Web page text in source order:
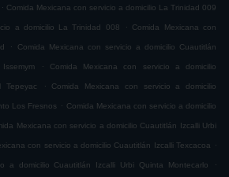
. Comida Mexicana con servicio a domicilio La Trinidad 009
a domicilio La Trinidad 008 . Comida Mexicana con
. Comida Mexicana con servicio a domicilio Cuautitlán
. Comida Mexicana con servicio a domicilio
Tepeyac . Comida Mexicana con servicio a domicilio
Los Fresnos . Comida Mexicana con servicio a domicilio
Mexicana con servicio a domicilio Cuautitlán Izcalli Urbi
con servicio a domicilio Cuautitlán Izcalli Texcacoa .
a domicilio Cuautitlán Izcalli Urbi Quinta Montecarlo .